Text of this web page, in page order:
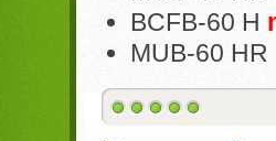
BCFB-60 H
MUB-60 HR